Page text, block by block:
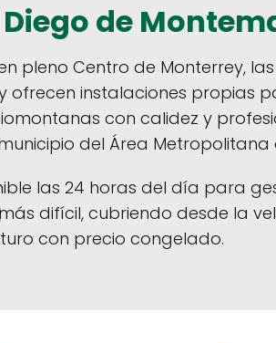
de
pleno Centro de Monterrey,
instalaciones propias
con calidez y
del Área Metropolitana
las 24 horas del día para
difícil, cubriendo desde la
con precio congelado.